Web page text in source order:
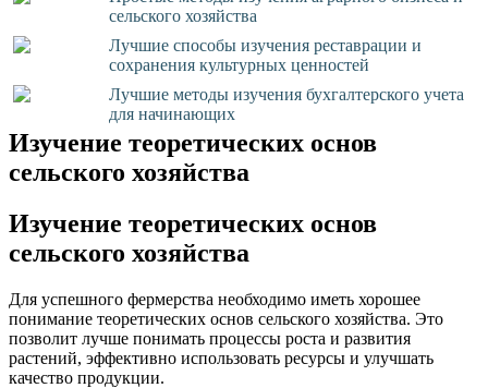
сельского хозяйства
Лучшие способы изучения реставрации и
сохранения культурных ценностей
Лучшие методы изучения бухгалтерского учета
для начинающих
Изучение теоретических основ
сельского хозяйства
Изучение теоретических основ
сельского хозяйства
Для успешного фермерства необходимо иметь хорошее
понимание теоретических основ сельского хозяйства. Это
позволит лучше понимать процессы роста и развития
растений, эффективно использовать ресурсы и улучшать
качество продукции.